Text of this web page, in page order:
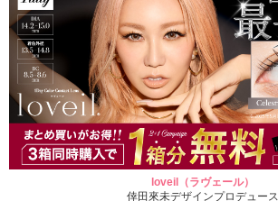
loveil（ラヴェール）
倖田來未デザインプロデュース